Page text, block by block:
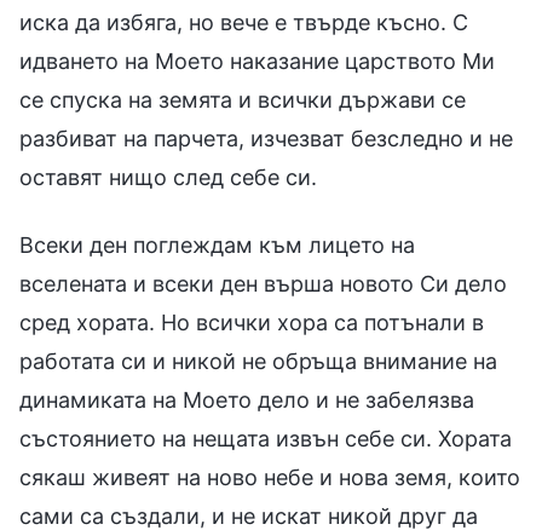
иска да избяга, но вече е твърде късно. С
идването на Моето наказание царството Ми
се спуска на земята и всички държави се
разбиват на парчета, изчезват безследно и не
оставят нищо след себе си.
Всеки ден поглеждам към лицето на
вселената и всеки ден върша новото Си дело
сред хората. Но всички хора са потънали в
работата си и никой не обръща внимание на
динамиката на Моето дело и не забелязва
състоянието на нещата извън себе си. Хората
сякаш живеят на ново небе и нова земя, които
сами са създали, и не искат никой друг да